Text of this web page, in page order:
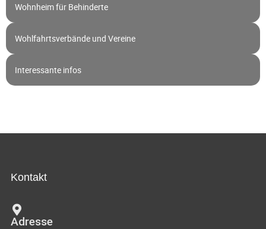
Wohnheim für Behinderte
Wohlfahrtsverbände und Vereine
Interessante infos
Kontakt
Adresse